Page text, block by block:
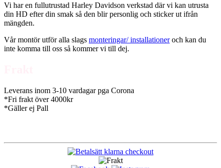
Vi har en fullutrustad Harley Davidson verkstad där vi kan utrusta
din HD efter din smak så den blir personlig och sticker ut ifrån
mängden.
Vår montör utför alla slags monteringar/ installationeroch kan du
inte komma till oss så kommer vi till dej.
Leverans inom 3-10 vardagar pga Corona
*Fri frakt över 4000kr
*Gäller ej Pall